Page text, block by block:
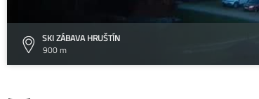
SKI ZÁBAVA HRUŠTÍN
900 m